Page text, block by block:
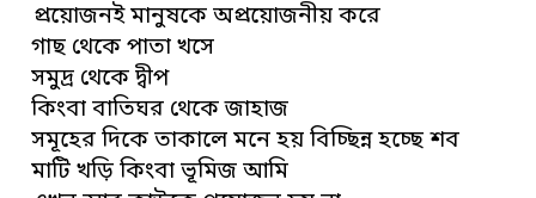
প্রয়োজনই মানুষকে অপ্রয়োজনীয় করে
গাছ থেকে পাতা খসে
সমুদ্র থেকে দ্বীপ
কিংবা বাতিঘর থেকে জাহাজ
সমূহের দিকে তাকালে মনে হয় বিচ্ছিন্ন হচ্ছে শব
মাটি খড়ি কিংবা ভূমিজ আমি